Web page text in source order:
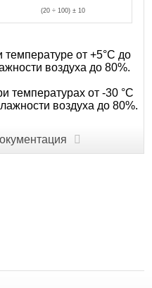
(20 ÷ 100) ± 10
температуре от +5°С до
воздуха до 80%.
температурах от -30 °С
воздуха до 80%.